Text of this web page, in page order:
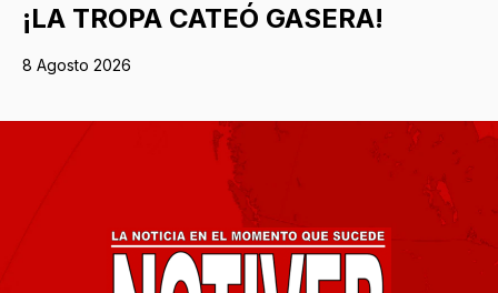
¡LA TROPA CATEÓ GASERA!
8 Agosto 2026